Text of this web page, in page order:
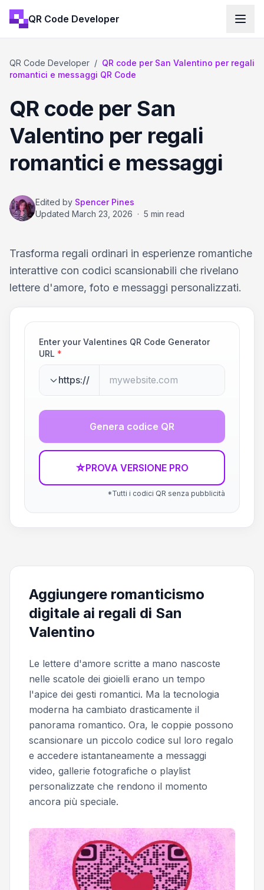
QR Code Developer
QR Code Developer / QR code per San Valentino per regali
romantici e messaggi QR Code
QR code per San
Valentino per regali
romantici e messaggi
Edited by Spencer Pines
Updated March 23, 2026 · 5 min read
Trasforma regali ordinari in esperienze romantiche
interattive con codici scansionabili che rivelano
lettere d'amore, foto e messaggi personalizzati.
Enter your Valentines QR Code Generator
URL *
https://
Genera codice QR
☆PROVA VERSIONE PRO
*Tutti i codici QR senza pubblicità
Aggiungere romanticismo
digitale ai regali di San
Valentino
Le lettere d'amore scritte a mano nascoste
nelle scatole dei gioielli erano un tempo
l'apice dei gesti romantici. Ma la tecnologia
moderna ha cambiato drasticamente il
panorama romantico. Ora, le coppie possono
scansionare un piccolo codice sul loro regalo
e accedere istantaneamente a messaggi
video, gallerie fotografiche o playlist
personalizzate che rendono il momento
ancora più speciale.